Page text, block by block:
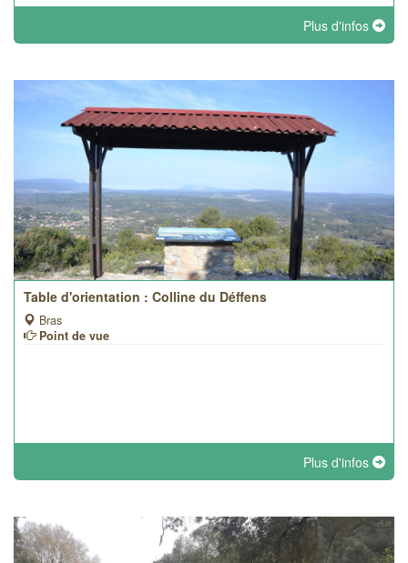
Plus d'infos
Table d'orientation : Colline du Déffens
Bras
Point de vue
Plus d'infos